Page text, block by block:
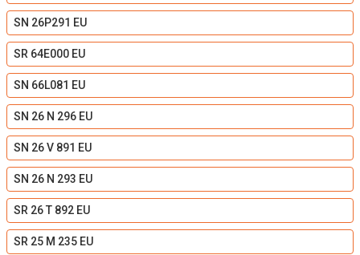
SN 26P291 EU
SR 64E000 EU
SN 66L081 EU
SN 26 N 296 EU
SN 26 V 891 EU
SN 26 N 293 EU
SR 26 T 892 EU
SR 25 M 235 EU